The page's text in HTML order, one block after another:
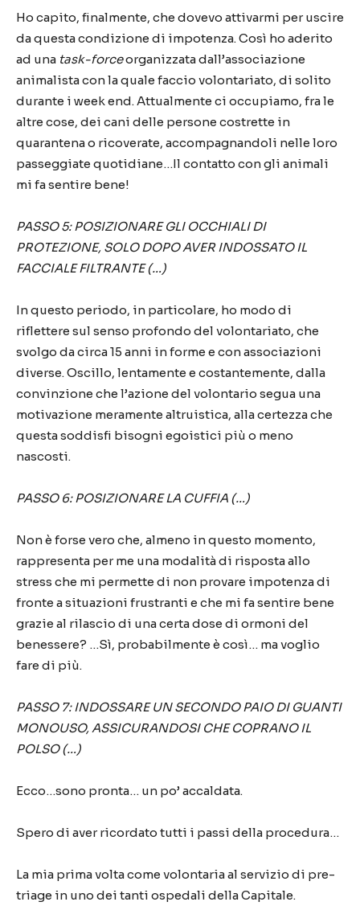
Ho capito, finalmente, che dovevo attivarmi per uscire
da questa condizione di impotenza. Così ho aderito
ad una task-forceorganizzata dall’associazione
animalista con la quale faccio volontariato, di solito
durante i week end. Attualmente ci occupiamo, fra le
altre cose, dei cani delle persone costrette in
quarantena o ricoverate, accompagnandoli nelle loro
passeggiate quotidiane…Il contatto con gli animali
mi fa sentire bene!
PASSO 5: POSIZIONARE GLI OCCHIALI DI
PROTEZIONE, SOLO DOPO AVER INDOSSATO IL
FACCIALE FILTRANTE (…)
In questo periodo, in particolare, ho modo di
riflettere sul senso profondo del volontariato, che
svolgo da circa 15 anni in forme e con associazioni
diverse.Oscillo, lentamente e costantemente, dalla
convinzione che l’azione del volontario segua una
motivazione meramente altruistica, alla certezza che
questa soddisfi bisogni egoistici più o meno
nascosti.
PASSO 6: POSIZIONARE LA CUFFIA (…)
Non è forse vero che, almeno in questo momento,
rappresenta per me una modalità di risposta allo
stress che mi permette di non provare impotenza di
fronte a situazioni frustranti e che mi fa sentire bene
grazie al rilascio di una certa dose di ormoni del
benessere? …Sì, probabilmente è così… ma voglio
fare di più.
PASSO 7: INDOSSARE UN SECONDO PAIO DI GUANTI
MONOUSO, ASSICURANDOSI CHE COPRANO IL
POLSO (…)
Ecco…sono pronta… un po’ accaldata.
Spero di aver ricordato tutti i passi della procedura…
La mia prima volta come volontaria al servizio di pre-
triage in uno dei tanti ospedali della Capitale.